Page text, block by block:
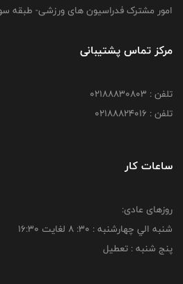
امور مشترک فدراسیون های ورزشی- طبقه سوم
مرکز تماس پشتیبانی
تلفن : 02188830803
تلفن : 02188824016
ساعات کار
روزهای عادی:
شنبه الي چهارشنبه : 30: 8 لغايت 16:30
پنج شنبه : تعطیل